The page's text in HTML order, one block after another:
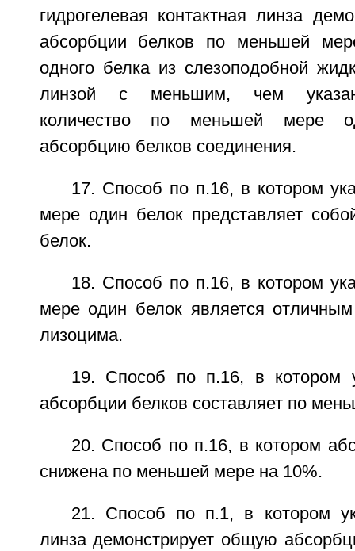
гидрогелевая контактная линза
абсорбции белков по меньшей
одного белка из слезоподобной
линзой с меньшим, чем
количество по меньшей мере
абсорбцию белков соединения.
17. Способ по п.16, в котором
мере один белок представляет
белок.
18. Способ по п.16, в котором
мере один белок является
лизоцима.
19. Способ по п.16, в котором
абсорбции белков составляет по
20. Способ по п.16, в котором
снижена по меньшей мере на 10%.
21. Способ по п.1, в котором
линза демонстрирует общую